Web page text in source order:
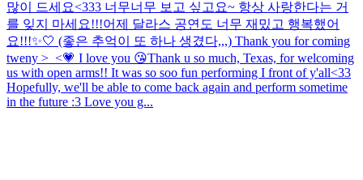
많이 드세요<333 너무너무 보고 싶고요~ 항상 사랑한다는 거
를 잊지 마세요!!!어제 달라스 공연도 너무 재밌고 행복했어
요!!!✨🤍 (좋은 추억이 또 하나 생겼다,,,) Thank you for coming
tweny >_<💗 I love you 😘Thank u so much, Texas, for welcoming
us with open arms!! It was so soo fun performing I front of y'all<33
Hopefully, we'll be able to come back again and perform sometime
in the future :3 Love you g...